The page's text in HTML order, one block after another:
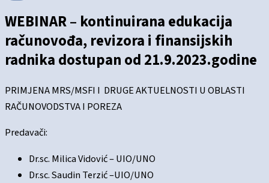
WEBINAR – kontinuirana edukacija
računovođa, revizora i finansijskih
radnika dostupan od 21.9.2023.godine
PRIMJENA MRS/MSFI I DRUGE AKTUELNOSTI U OBLASTI
RAČUNOVODSTVA I POREZA
Predavači:
Dr.sc. Milica Vidović – UIO/UNO
Dr.sc. Saudin Terzić –UIO/UNO